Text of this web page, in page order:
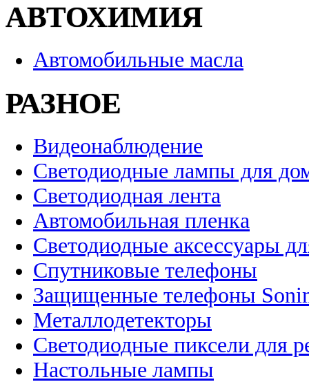
АВТОХИМИЯ
Автомобильные масла
РАЗНОЕ
Видеонаблюдение
Светодиодные лампы для
Светодиодная лента
Автомобильная пленка
Светодиодные аксессуары
Спутниковые телефоны
Защищенные телефоны
Металлодетекторы
Светодиодные пиксели для
Настольные лампы